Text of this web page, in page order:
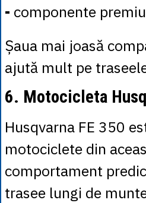
- componente
Șaua mai joasă
ajută mult pe
6. Motocicleta
Husqvarna FE 350
motociclete din
comportament
trasee lungi de